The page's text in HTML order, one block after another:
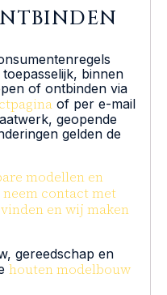
binnen
of ontbinden via
of per e-mail
geopende
gelden de
modellen en
contact met
en wij maken
gereedschap en
houten modelbouw